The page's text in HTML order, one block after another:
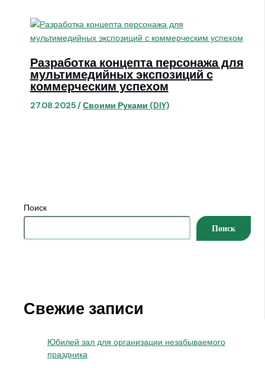
Поиск
Поиск
Свежие записи
Юбилей зал для организации незабываемого
праздника
Разработка концепта персонажа для
мультимедийных экспозиций с
коммерческим успехом
27.08.2025/Своими Руками (DIY)